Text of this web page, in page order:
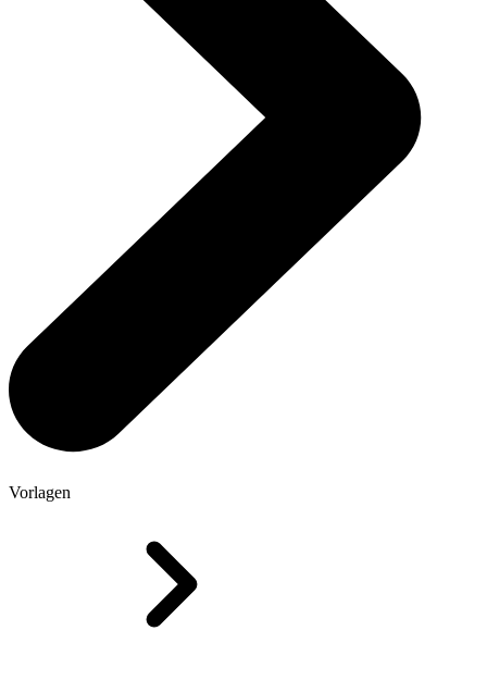
Vorlagen